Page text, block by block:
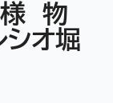
様 物
シオ堀